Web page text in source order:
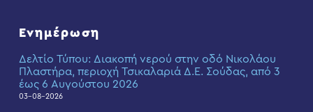
Ενημέρωση
Δελτίο Τύπου: Διακοπή νερού στην οδό Νικολάου
Πλαστήρα, περιοχή Τσικαλαριά Δ.Ε. Σούδας, από 3
έως 6 Αυγούστου 2026
03-08-2026